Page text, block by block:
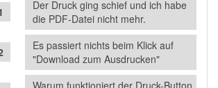
Der Druck ging schief und ich habe
die PDF-Datei nicht mehr.
Es passiert nichts beim Klick auf
"Download zum Ausdrucken"